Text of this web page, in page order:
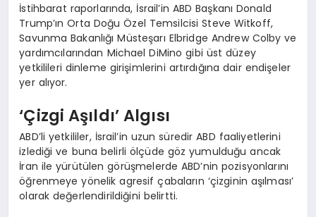
İstihbarat raporlarında, İsrail’in ABD Başkanı Donald
Trump’ın Orta Doğu Özel Temsilcisi Steve Witkoff,
Savunma Bakanlığı Müsteşarı Elbridge Andrew Colby ve
yardımcılarından Michael DiMino gibi üst düzey
yetkilileri dinleme girişimlerini artırdığına dair endişeler
yer alıyor.
‘Çizgi Aşıldı’ Algısı
ABD’li yetkililer, İsrail’in uzun süredir ABD faaliyetlerini
izlediği ve buna belirli ölçüde göz yumulduğu ancak
İran ile yürütülen görüşmelerde ABD’nin pozisyonlarını
öğrenmeye yönelik agresif çabaların ‘çizginin aşılması’
olarak değerlendirildiğini belirtti.